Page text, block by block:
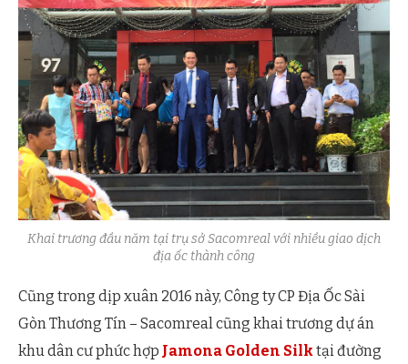
Khai trương đầu năm tại trụ sở Sacomreal với nhiều giao dịch
địa ốc thành công
Cũng trong dịp xuân 2016 này, Công ty CP Địa Ốc Sài
Gòn Thương Tín – Sacomreal cũng khai trương dự án
khu dân cư phức hợp Jamona Golden Silktại đường